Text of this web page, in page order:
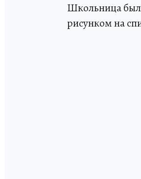
Школьница
рисунком на